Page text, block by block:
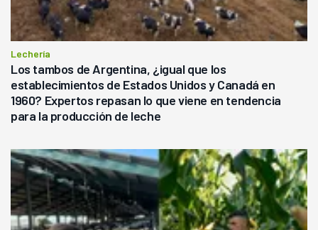
Lechería
Los tambos de Argentina, ¿igual que los
establecimientos de Estados Unidos y Canadá en
1960? Expertos repasan lo que viene en tendencia
para la producción de leche